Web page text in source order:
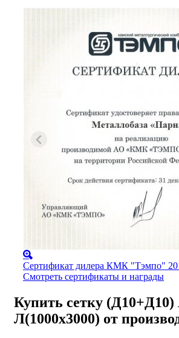
Сертификат дилера КМК "Тэмпо"
Смотреть сертификаты и награды
Купить сетку (Д10+Д10)
Л(1000х3000) от